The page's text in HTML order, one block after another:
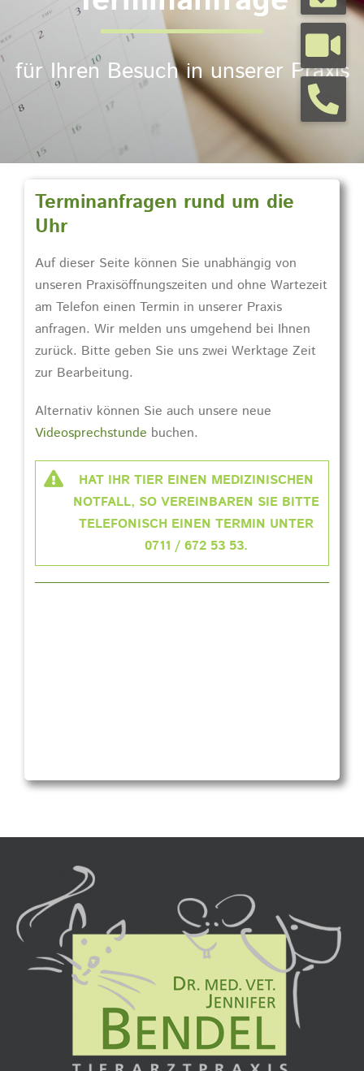
Tierarztpraxis
Tierhalterinfos
Kontakt
Termine
für Ihren Besuch in unserer Praxis
Terminanfragen rund um die
Uhr
Auf dieser Seite können Sie unabhängig von
unseren Praxisöffnungszeiten und ohne Wartezeit
am Telefon einen Termin in unserer Praxis
anfragen. Wir melden uns umgehend bei Ihnen
zurück. Bitte geben Sie uns zwei Werktage Zeit
zur Bearbeitung.
Alternativ können Sie auch unsere neue
Videosprechstunde buchen.
HAT IHR TIER EINEN MEDIZINISCHEN
NOTFALL, SO VEREINBAREN SIE BITTE
TELEFONISCH EINEN TERMIN UNTER
0711 / 672 53 53.